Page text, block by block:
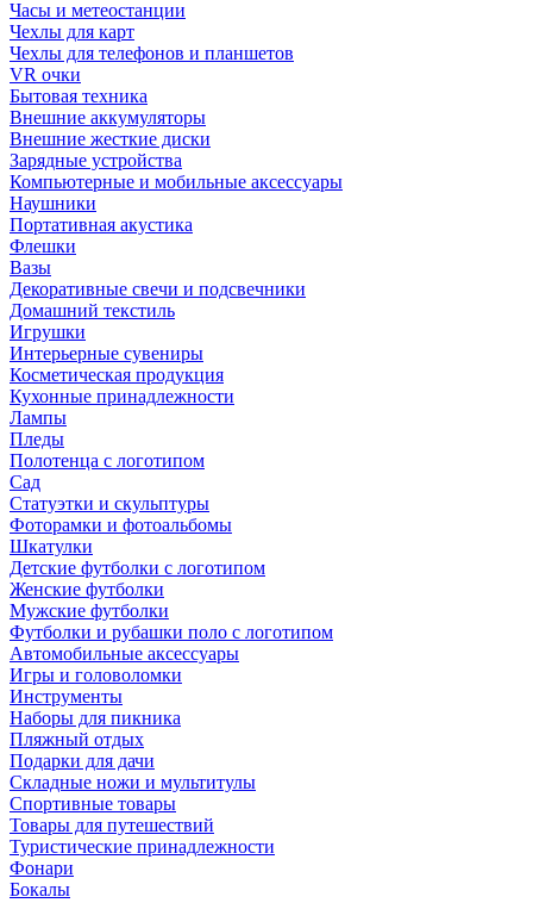
Часы и метеостанции
Чехлы для карт
Чехлы для телефонов и планшетов
VR очки
Бытовая техника
Внешние аккумуляторы
Внешние жесткие диски
Зарядные устройства
Компьютерные и мобильные аксессуары
Наушники
Портативная акустика
Флешки
Вазы
Декоративные свечи и подсвечники
Домашний текстиль
Игрушки
Интерьерные сувениры
Косметическая продукция
Кухонные принадлежности
Лампы
Пледы
Полотенца с логотипом
Сад
Статуэтки и скульптуры
Фоторамки и фотоальбомы
Шкатулки
Детские футболки с логотипом
Женские футболки
Мужские футболки
Футболки и рубашки поло с логотипом
Автомобильные аксессуары
Игры и головоломки
Инструменты
Наборы для пикника
Пляжный отдых
Подарки для дачи
Складные ножи и мультитулы
Спортивные товары
Товары для путешествий
Туристические принадлежности
Фонари
Бокалы